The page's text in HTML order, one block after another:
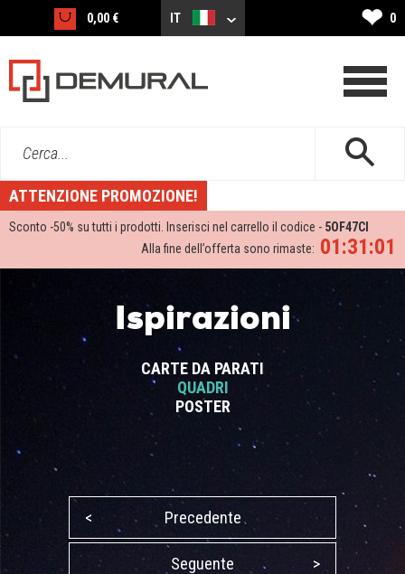
0,00 € IT ❤ 0
Cerca...
ATTENZIONE PROMOZIONE!
Sconto -50% su tutti i prodotti. Inserisci nel carrello il codice - 5OF47CI
01:31:00
Alla fine dell’offerta sono rimaste:
Ispirazioni
CARTE DA PARATI
QUADRI
POSTER
< Precedente
Seguente >